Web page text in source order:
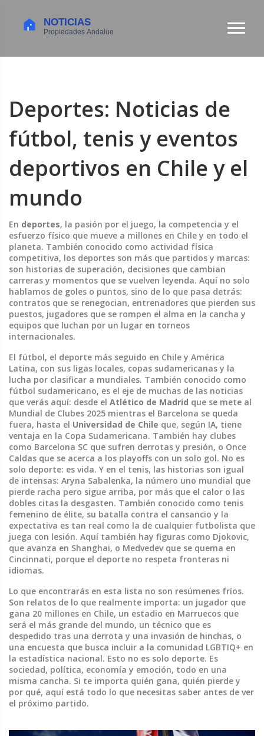
Deportes: Noticias de
fútbol, tenis y eventos
deportivos en Chile y el
mundo
En deportes, la pasión por el juego, la competencia y el
esfuerzo físico que mueve a millones en Chile y en todo el
planeta. También conocido como actividad física
competitiva, los deportes son más que partidos y marcas:
son historias de superación, decisiones que cambian
carreras y momentos que se vuelven leyenda. Aquí no solo
hablamos de goles o puntos, sino de lo que pasa detrás:
contratos que se renegocian, entrenadores que pierden sus
puestos, jugadores que se rompen el alma en la cancha y
equipos que luchan por un lugar en torneos
internacionales.
El fútbol, el deporte más seguido en Chile y América
Latina, con sus ligas locales, copas sudamericanas y la
lucha por clasificar a mundiales. También conocido como
fútbol sudamericano, es el eje de muchas de las noticias
que verás aquí: desde el Atlético de Madrid que se mete al
Mundial de Clubes 2025 mientras el Barcelona se queda
fuera, hasta el Universidad de Chile que, según IA, tiene
ventaja en la Copa Sudamericana. También hay clubes
como Barcelona SC que sufren derrotas y presión, o Once
Caldas que se acerca a los playoffs con un solo gol. No es
solo deporte: es vida. Y en el tenis, las historias son igual
de intensas: Aryna Sabalenka, la número uno mundial que
pierde racha pero sigue arriba, por más que el calor o las
dobles citas la desgasten. También conocido como tenis
femenino de élite, su batalla contra el cansancio y la
expectativa es tan real como la de cualquier futbolista que
juega con lesión. Aquí también hay figuras como Djokovic,
que avanza en Shanghai, o Medvedev que se quema en
Cincinnati, porque el deporte no respeta fronteras ni
idiomas.
Lo que encontrarás en esta lista no son resúmenes fríos.
Son relatos de lo que realmente importa: un jugador que
gana 20 millones en Chile, un estadio en Marruecos que
será el más grande del mundo, un técnico que es
despedido tras una derrota y una invasión de hinchas, o
una encuesta que busca incluir a la comunidad LGBTIQ+ en
la estadística nacional. Esto no es solo deporte. Es
sociedad, política, economía y emoción, todo en una
misma cancha. Si te importa quién gana, quién pierde y
por qué, aquí está todo lo que necesitas saber antes de ver
el próximo partido.